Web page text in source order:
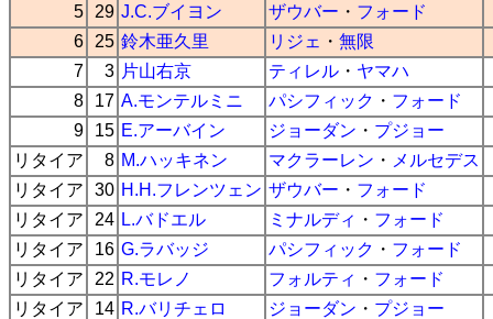
5
29 J.C.ブイヨン ザウバー ・ フォード
6
25 鈴木亜久里 リジェ ・ 無限
7
3 片山右京 ティレル ・ ヤマハ
8
17 A.モンテルミニ パシフィック ・ フォード
9
15 E.アーバイン ジョーダン ・ プジョー
リタイア
8 M.ハッキネン マクラーレン ・ メルセデス
リタイア
30 H.H.フレンツェン ザウバー ・ フォード
リタイア
24 L.バドエル ミナルディ ・ フォード
リタイア
16 G.ラバッジ パシフィック ・ フォード
リタイア
22 R.モレノ フォルティ ・ フォード
リタイア
14 R.バリチェロ ジョーダン ・ プジョー